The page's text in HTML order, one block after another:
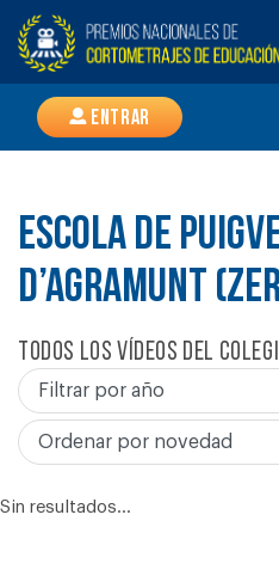
Entrar
ESCOLA DE
D’AGRAMUNT
Todos los vídeos del
Sin resultados...